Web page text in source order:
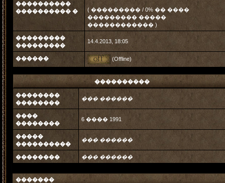
����������
���������� �
( ��������� / 0% �� ����
��������� �����
������������ )
���������
���������
14.4.2013, 18:05
������ (Offline)
����������
��������
��������
��� ������
����
��������
6 ���� 1991
�����
����������
��� ������
�������� ��� ������
�������